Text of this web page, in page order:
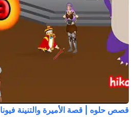
قصص حلوه | قصة الأميرة والتنينة فيونا